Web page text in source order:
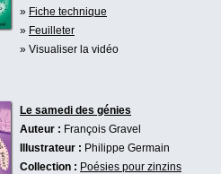
» Fiche technique
» Feuilleter
» Visualiser la vidéo
Le samedi des génies
Auteur : François Gravel
Illustrateur : Philippe Germain
Collection : Poésies pour zinzins